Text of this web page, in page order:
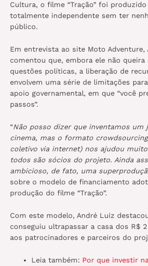
Cultura, o filme “Tração” foi
totalmente independente sem ter
público.
Em entrevista ao site Moto Adventure,
comentou que, embora ele não queira
questões políticas, a liberação de
envolvem uma série de limitações
apoio governamental, em que “você
passos”.
“Não posso dizer que inventamos um
cinema, mas o formato
coletivo via internet) nos ajudou
todos são sócios do projeto. Ainda
ambicioso, de fato, uma
sobre o modelo de financiamento
produção do filme “Tração”.
Com este modelo, André Luiz
conseguiu ultrapassar a casa dos R$
aos patrocinadores e parceiros do
Leia também: Por que investir